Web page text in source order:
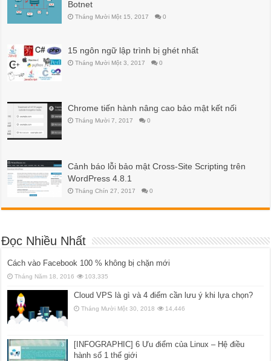
Botnet
Tháng Mười Một 15, 2017 0
15 ngôn ngữ lập trình bị ghét nhất
Tháng Mười Một 3, 2017 0
Chrome tiến hành nâng cao bảo mật kết nối
Tháng Mười 7, 2017 0
Cảnh báo lỗi bảo mật Cross-Site Scripting trên
WordPress 4.8.1
Tháng Chín 27, 2017 0
Đọc Nhiều Nhất
Cách vào Facebook 100 % không bị chặn mới
Tháng Năm 18, 2016 103,335
Cloud VPS là gì và 4 điểm cần lưu ý khi lựa chọn?
Tháng Mười Một 30, 2018 14,446
[INFOGRAPHIC] 6 Ưu điểm của Linux – Hệ điều
hành số 1 thế giới